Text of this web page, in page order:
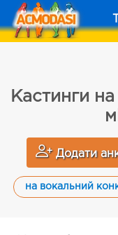
Кастинги
Додати
на вокальний